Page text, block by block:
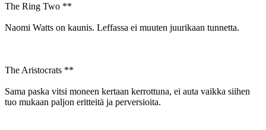
The Ring Two **
Naomi Watts on kaunis. Leffassa ei muuten juurikaan tunnetta.
The Aristocrats **
Sama paska vitsi moneen kertaan kerrottuna, ei auta vaikka siihen
tuo mukaan paljon eritteitä ja perversioita.